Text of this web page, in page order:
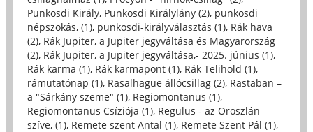
Pünkösdi Király, Pünkösdi Királylány (2), pünkösdi
népszokás, (1), pünkösdi-királyválasztás (1), Rák hava
(2), Rák Jupiter, a Jupiter jegyváltása és Magyarország
(2), Rák Jupiter, a Jupiter jegyváltása,- 2025. június (1),
Rák karma (1), Rák karmapont (1), Rák Telihold (1),
rámutatónap (1), Rasalhague állócsillag (2), Rastaban –
a "Sárkány szeme" (1), Regiomontanus (1),
Regiomontanus Csíziója (1), Regulus - az Oroszlán
szíve, (1), Remete szent Antal (1), Remete Szent Pál (1),